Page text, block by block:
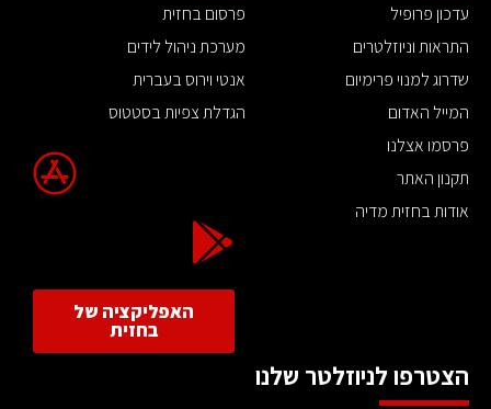
עדכון פרופיל
התראות וניוזלטרים
שדרוג למנוי פרימיום
המייל האדום
פרסמו אצלנו
תקנון האתר
אודות בחזית מדיה
פרסום בחזית
מערכת ניהול לידים
אנטי וירוס בעברית
הגדלת צפיות בסטטוס
האפליקציה של
בחזית
הצטרפו לניוזלטר שלנו